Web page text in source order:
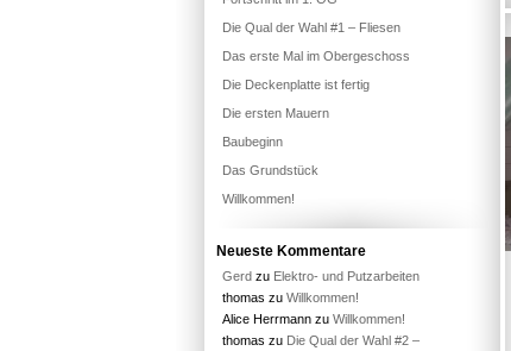
Die Qual der Wahl #1 – Fliesen
Das erste Mal im Obergeschoss
Die Deckenplatte ist fertig
Die ersten Mauern
Baubeginn
Das Grundstück
Willkommen!
Neueste Kommentare
Gerd zu Elektro- und Putzarbeiten
thomas zu Willkommen!
Alice Herrmann zu Willkommen!
thomas zu Die Qual der Wahl #2 –